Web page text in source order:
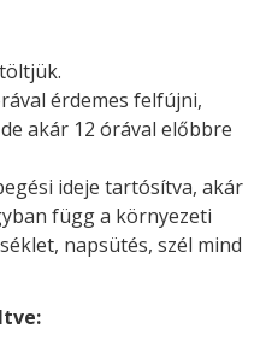
érdemes felfújni,
akár 12 órával előbbre
ideje tartósítva, akár
függ a környezeti
napsütés, szél mind